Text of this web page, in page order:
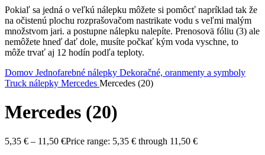
Pokiaľ sa jedná o veľkú nálepku môžete si pomôcť napríklad tak že
na očistenú plochu rozprašovačom nastrikate vodu s veľmi malým
množstvom jari. a postupne nálepku nalepíte. Prenosovä fóliu (3) ale
nemôžete hneď dať dole, musíte počkať kým voda vyschne, to
môže trvať aj 12 hodín podľa teploty.
Domov Jednofarebné nálepky Dekoračné, oranmenty a symboly
Truck nálepky Mercedes Mercedes (20)
Mercedes (20)
5,35 € – 11,50 €Price range: 5,35 € through 11,50 €